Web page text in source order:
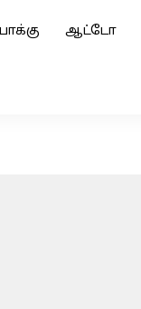
ஆட்டோ